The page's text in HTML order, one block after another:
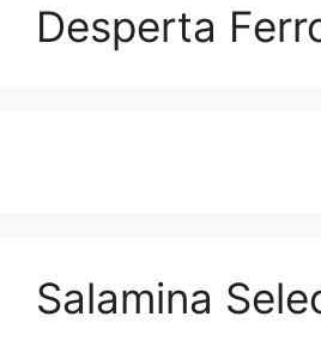
Desperta
Salamina